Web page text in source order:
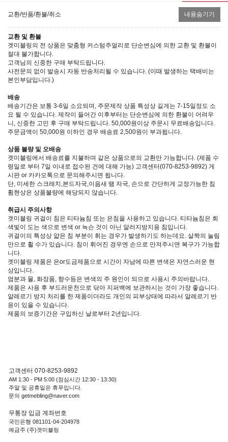
교환/반품/환불/취소 내용숨기기
교환 및 환불
겟미블링의 전 상품은 맞춤형 커스텀주얼리로 단순변심에 의한 교환 및 환불이
절대 불가합니다.
고객님의 신중한 구매 부탁드립니다.
사전문의 없이 발송시 자동 반송처리될 수 있습니다. (이때 발생하는 택배비는
본인부담입니다.)
배송
배송기간은 보통 3-6일 소요되며, 주문제작 상품 특성상 길게는 7-15일정도 소
요 될 수 있습니다. 제작이 들어간 이후부터는 단순변심에 의한 환불이 어려우
니, 신중한 고민 후 구매 부탁드립니다. 50,000원이상 주문시 무료배송입니다.
주문금액이 50,000원 이하인 경우 배송료 2,500원이 부과됩니다.
상품 불량 및 오배송
겟미블링에서 배송료를 지불하며 같은 상품으로의 교환만 가능합니다. (제품 수
령일로 부터 7일 이내로 접수된 건에 대해 가능) 고객센터(070-8253-9892) 게
시판 or 카카오톡으로 문의해주시면 됩니다.
단, 미세한 스크래치,본드자국,이음새 땜 자국, 손으로 간단하게 교정가능한 침
휨현상은 상품불량에 해당되지 않습니다.
취급시 주의사항
겟미블링 귀걸이 침은 티타늄침 또는 은침을 사용하고 있습니다. 티타늄침은 회
색빛이 도는 색으로 변색 or 녹슨 것이 아닌 알러지방지용 침입니다.
귀걸이의 특성상 얇은 침 부분이 휘는 경우가 발생하기도 하는데요. 살짝의 눌림
만으로 휠 수가 있습니다. 침이 휘어진 경우엔 손으로 만져주시면 복구가 가능합
니다.
겟미블링 제품은 은or도금제품으로 시간이 자남에 따른 변색은 자연스러운 현
상입니다.
염분과 물, 화장품, 향수등은 변색의 주 원인이 되므로 사용시 주의바랍니다.
제품은 사용 후 부드러운천으로 닦아 지퍼백에 보관하시는 것이 가장 좋습니다.
알레르기 방지 처리를 한 제품이더라도 개인의 피부상태에 따라서 알레르기 반
응이 있을 수 있습니다.
제품의 보증기간은 구입하신 날로부터 2년입니다.
고객센터 070-8253-9892
AM 1:30 - PM 5:00 (점심시간 12:30 - 13:30)
주말 및 공휴일은 휴무입니다.
문의 getmebling@naver.com
무통장 입금 계좌번호
국민은행 081101-04-204978
예금주 (주)겟미블링